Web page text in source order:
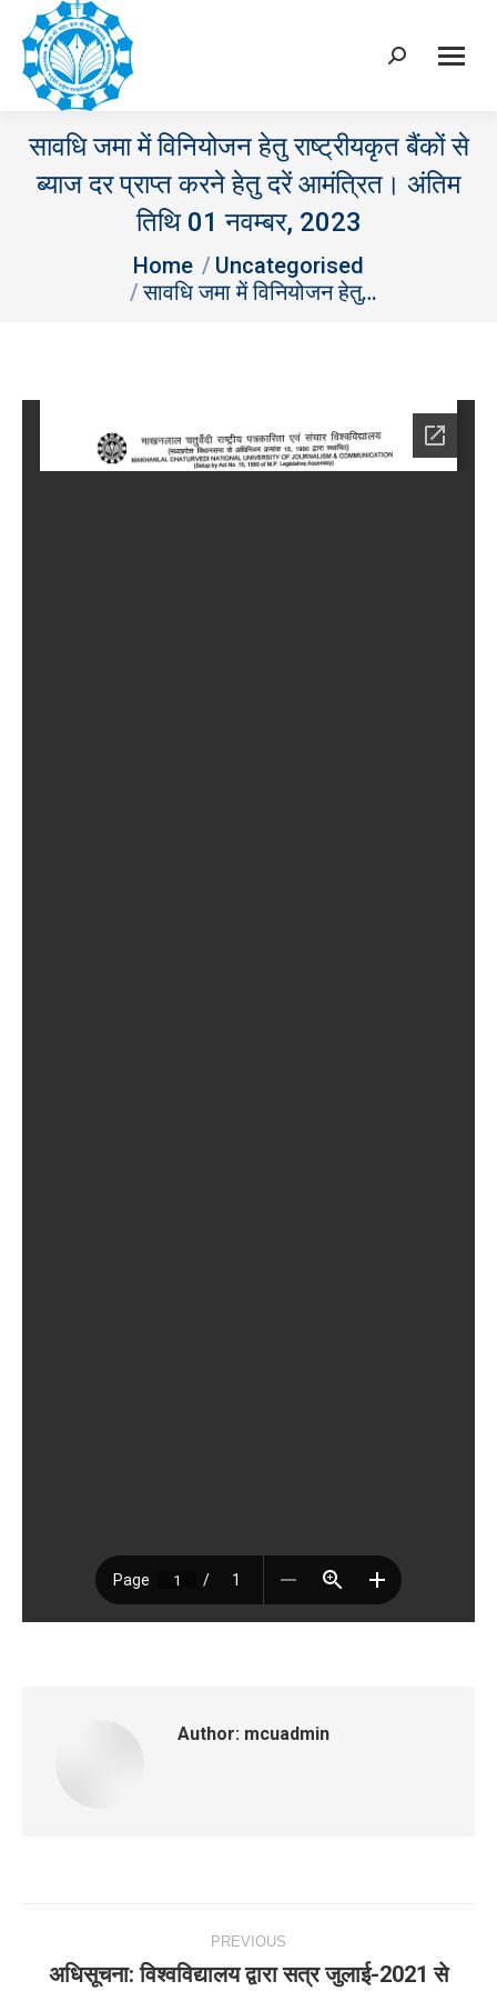
Search:
सावधि जमा में विनियोजन हेतु राष्ट्रीयकृत बैंकों से
ब्याज दर प्राप्त करने हेतु दरें आमंत्रित। अंतिम
तिथि 01 नवम्‍बर, 2023
Home
Uncategorised
सावधि जमा में विनियोजन हेतु…
Author: mcuadmin
navigation
PREVIOUS
अधिसूचना: विश्‍वविद्यालय द्वारा सत्र जुलाई-2021 से